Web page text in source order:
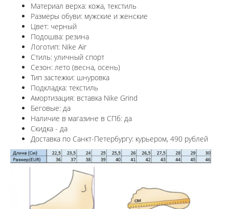
Материал верха: кожа, текстиль
Размеры обуви: мужские и женские
Цвет: черный
Подошва: резина
Логотип: Nike Air
Стиль: уличный спорт
Сезон: лето (весна, осень)
Тип застежки: шнуровка
Подкладка: текстиль
Амортизация: вставка Nike Grind
Беговые: да
Наличие в магазине в СПб: да
Скидка - да
Доставка по Санкт-Петербургу: курьером, 490 рублей